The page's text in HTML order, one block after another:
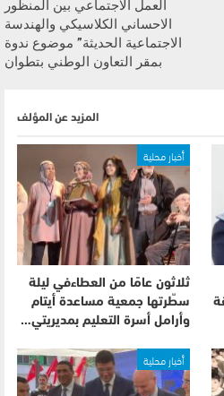
العمل الاجتماعي بين المنظور
الاحساني الكلاسيكي والهندسة
الاجتماعية الحديثة” موضوع ندوة
بمقر التعاون الوطني بتطوان
المزيد عن المؤلف
أخبار محلية
ثلاثون عامًا من العطاءفي ليلة
سطّرتها جمعية مساعدة أيتام
وأرامل أسرة التعليم بمديريتي…
أخبار محلية